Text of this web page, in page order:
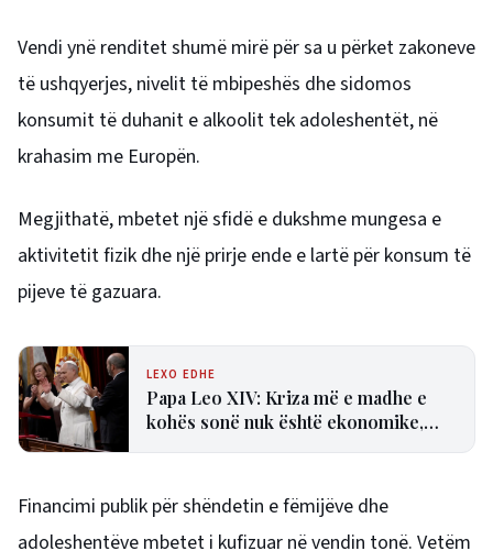
Vendi ynë renditet shumë mirë për sa u përket zakoneve
të ushqyerjes, nivelit të mbipeshës dhe sidomos
konsumit të duhanit e alkoolit tek adoleshentët, në
krahasim me Europën.
Megjithatë, mbetet një sfidë e dukshme mungesa e
aktivitetit fizik dhe një prirje ende e lartë për konsum të
pijeve të gazuara.
LEXO EDHE
Papa Leo XIV: Kriza më e madhe e
kohës sonë nuk është ekonomike,
Financimi publik për shëndetin e fëmijëve dhe
adoleshentëve mbetet i kufizuar në vendin tonë. Vetëm